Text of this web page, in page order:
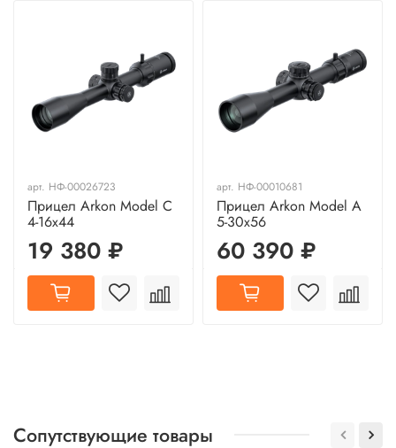
арт. НФ-00026723
Прицел Arkon Model C
4-16x44
19 380 ₽
арт. НФ-00010681
Прицел Arkon Model A
5-30x56
60 390 ₽
Сопутствующие товары